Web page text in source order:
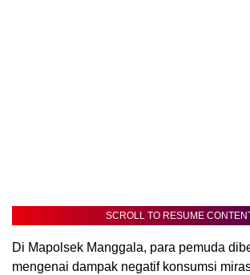
SCROLL TO RESUME
Di Mapolsek Manggala, para pemuda
mengenai dampak negatif konsumsi